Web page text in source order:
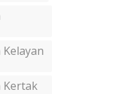
Kertak